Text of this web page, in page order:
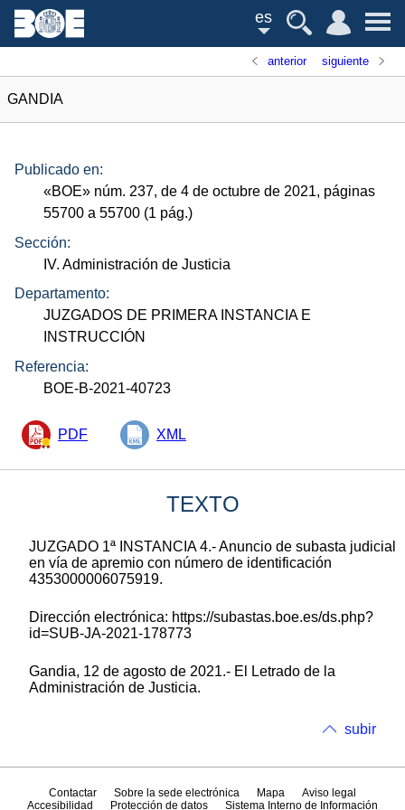
es
anterior siguiente
GANDIA
Publicado en:
«BOE» núm. 237, de 4 de octubre de 2021, páginas
55700 a 55700 (1 pág.)
Sección:
IV. Administración de Justicia
Departamento:
JUZGADOS DE PRIMERA INSTANCIA E
INSTRUCCIÓN
Referencia:
BOE-B-2021-40723
PDF XML
TEXTO
JUZGADO 1ª INSTANCIA 4.- Anuncio de subasta judicial
en vía de apremio con número de identificación
4353000006075919.
Dirección electrónica: https://subastas.boe.es/ds.php?
id=SUB-JA-2021-178773
Gandia, 12 de agosto de 2021.- El Letrado de la
Administración de Justicia.
subir
Contactar Sobre la sede electrónica Mapa
Aviso legal
Accesibilidad
Protección de datos Sistema Interno de Información